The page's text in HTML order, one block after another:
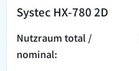
Systec HX-780 2D
Nutzraum total /
nominal: